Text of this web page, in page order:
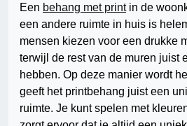
Een behang met printin de
een andere ruimte in huis is
mensen kiezen voor een drukke
terwijl de rest van de muren juist
hebben. Op deze manier wordt
geeft het printbehang juist een
ruimte. Je kunt spelen met